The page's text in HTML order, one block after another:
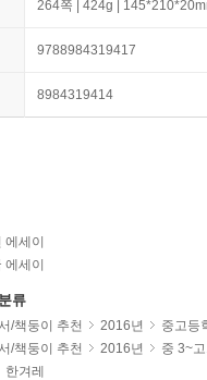
264쪽 | 424g |
9788984319417
8984319414
에세이
에세이
류
/책둥이 추천 2016년
중고등
/책둥이 추천 2016년
중 3~
한겨레